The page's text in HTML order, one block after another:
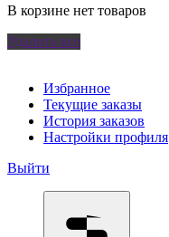
В корзине нет товаров
Удалить все
Избранное
Текущие заказы
История заказов
Настройки профиля
Выйти